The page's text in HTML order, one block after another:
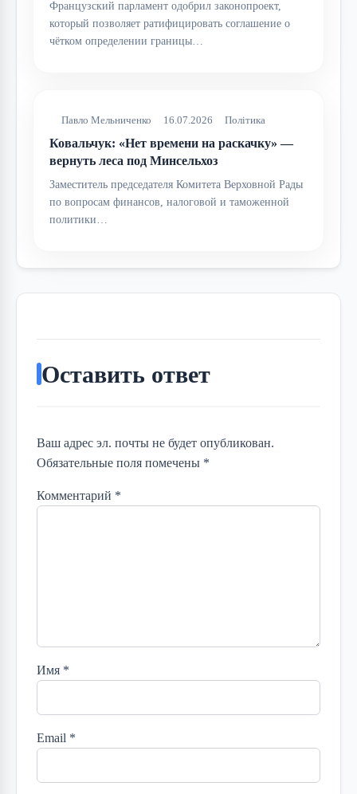
Французский парламент одобрил законопроект,
который позволяет ратифицировать соглашение о
чётком определении границы…
Павло Мельниченко 16.07.2026 Політика
Ковальчук: «Нет времени на раскачку» —
вернуть леса под Минсельхоз
Заместитель председателя Комитета Верховной Рады
по вопросам финансов, налоговой и таможенной
политики…
Оставить ответ
Ваш адрес эл. почты не будет опубликован.
Обязательные поля помечены *
Комментарий *
Имя *
Email *